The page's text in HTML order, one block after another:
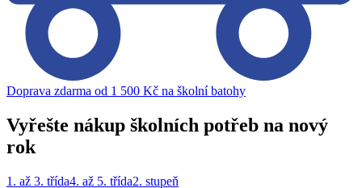
Doprava zdarma od 1 500 Kč na školní batohy
Vyřešte nákup školních potřeb na nový
rok
1. až 3. třída4. až 5. třída2. stupeň